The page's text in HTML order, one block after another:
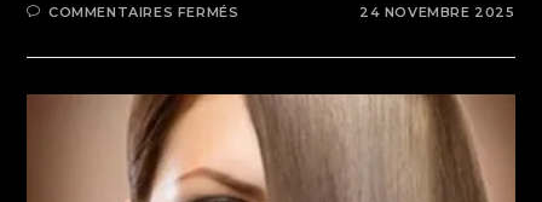
COMMENTAIRES FERMÉS 24 NOVEMBRE 2025